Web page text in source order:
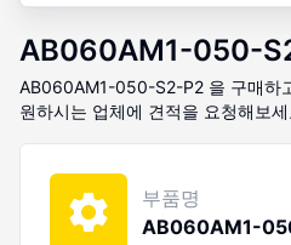
AB060AM1-050-
AB060AM1-050-S2-P2 을 구매하
원하시는 업체에 견적을 요청해보세
부품명
AB060AM1-